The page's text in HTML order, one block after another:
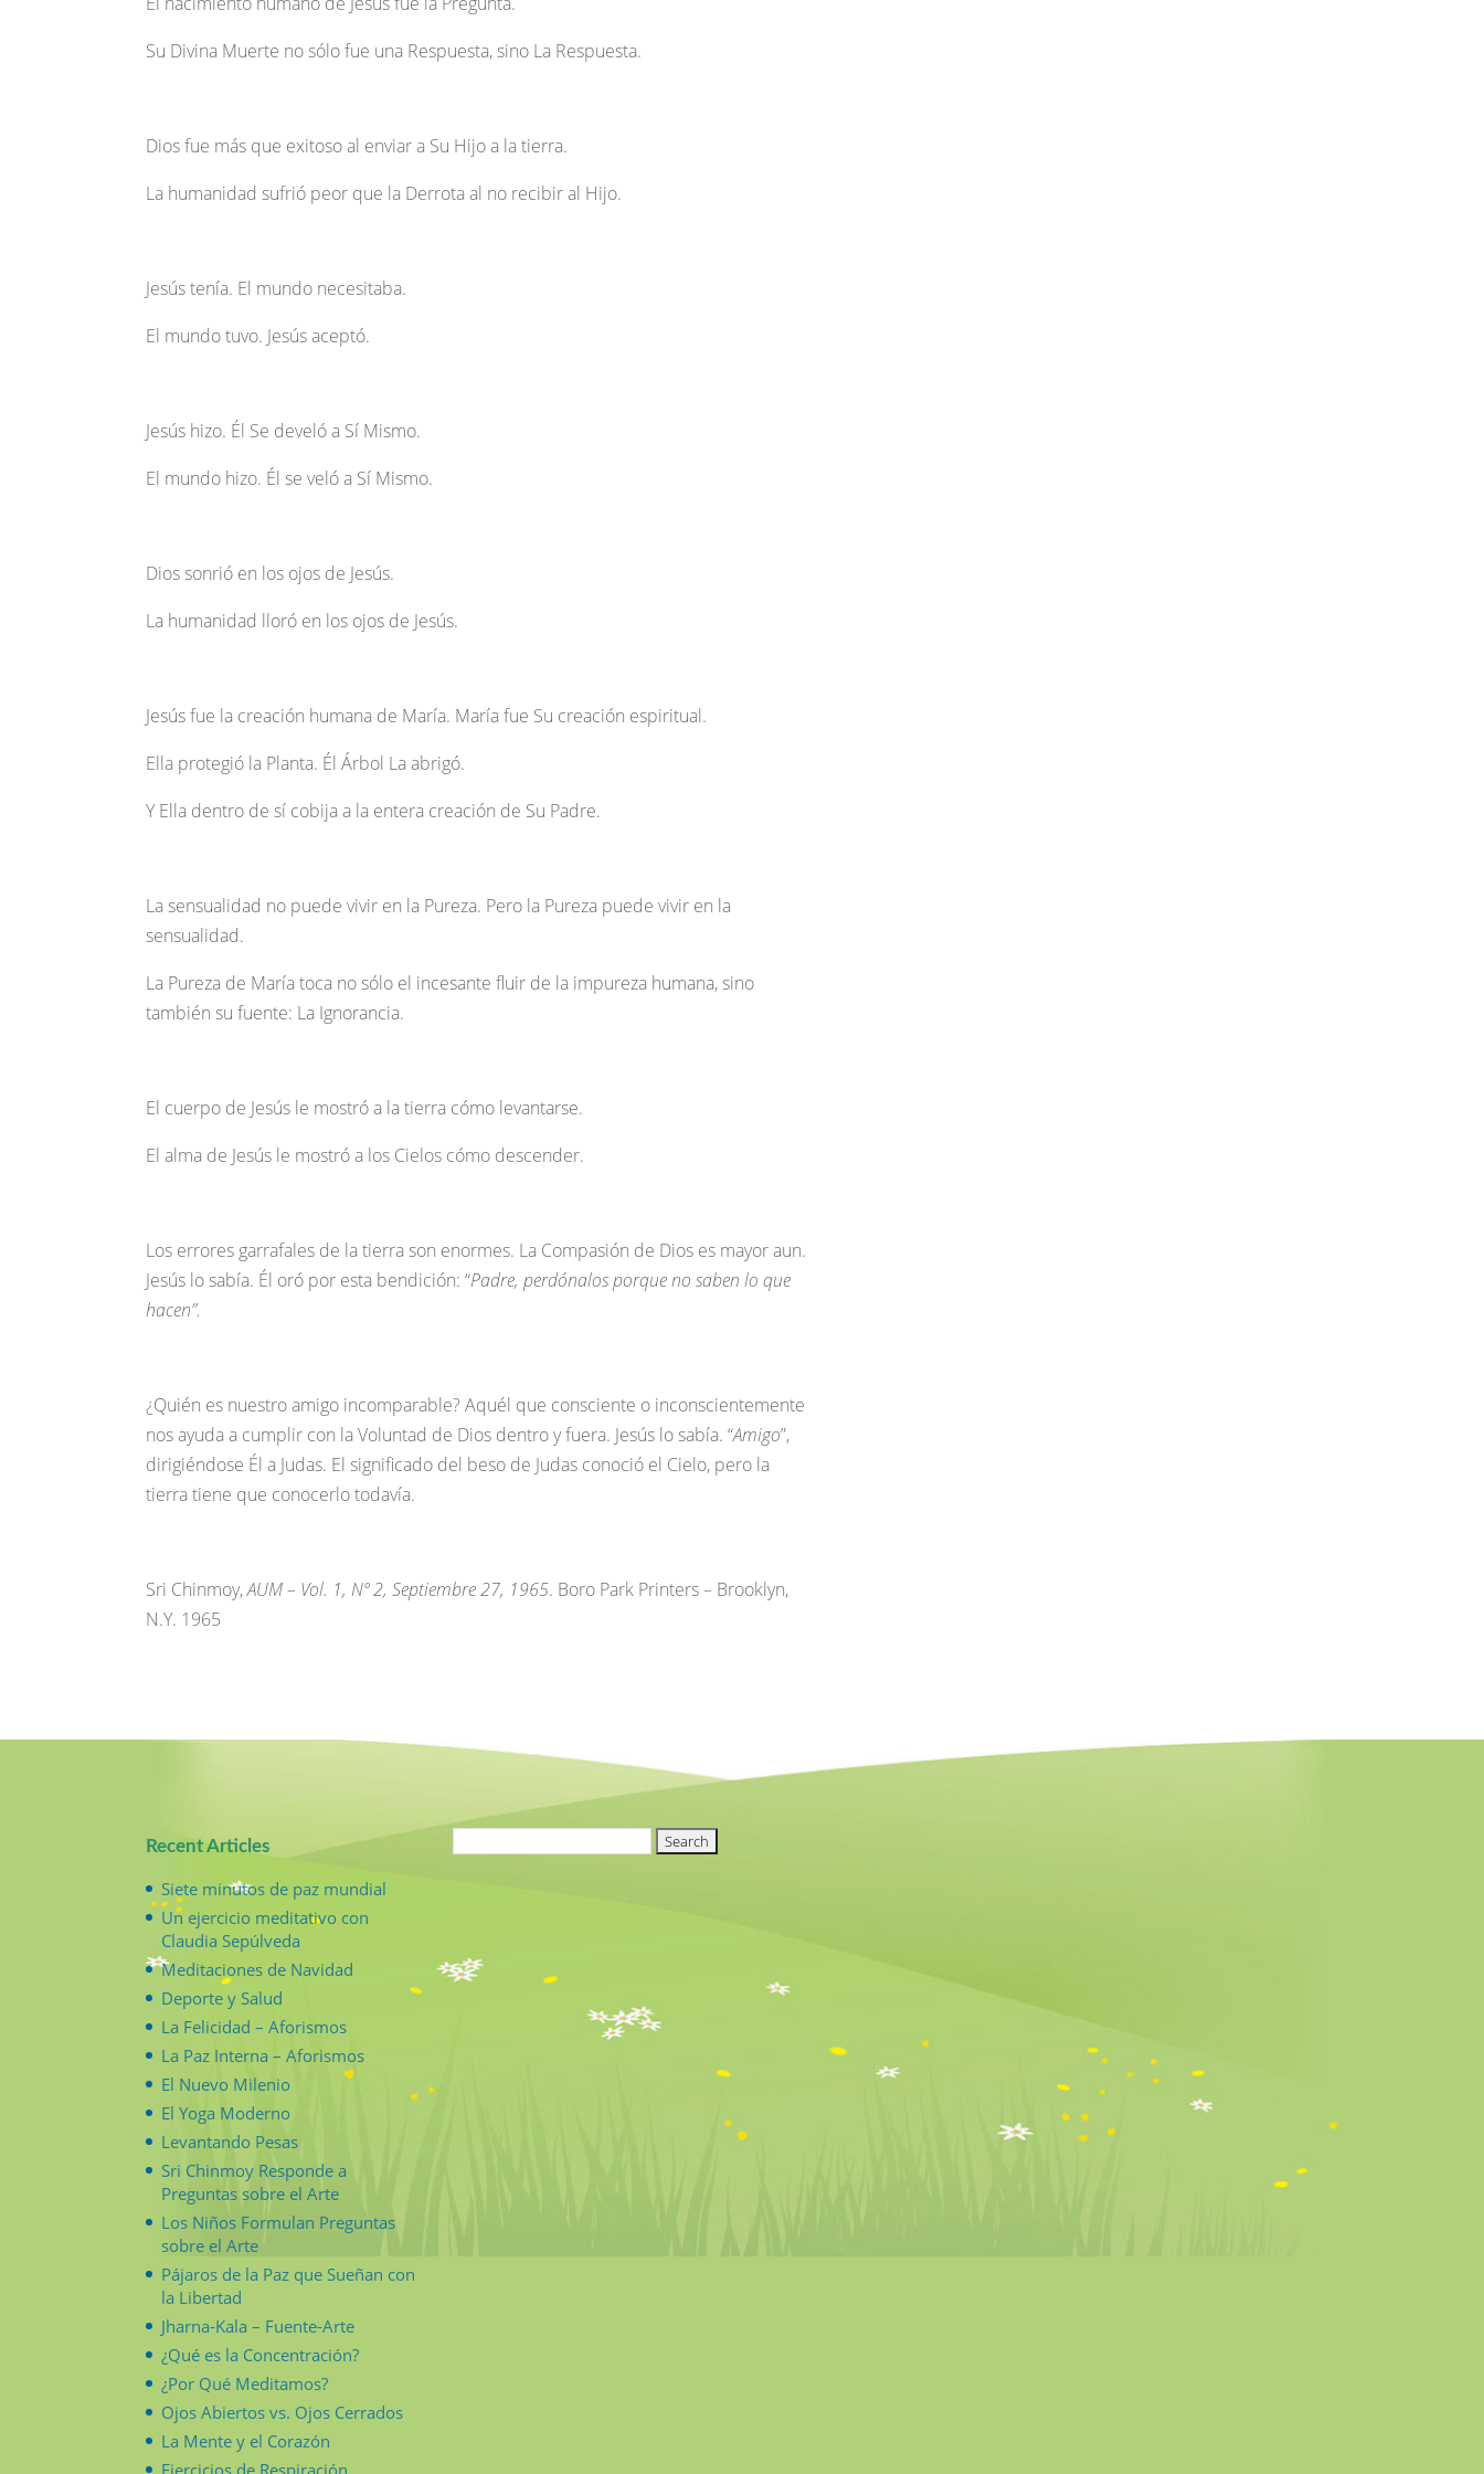
Su Divina Muerte no sólo fue una Respuesta, sino La Respuesta.
Dios fue más que exitoso al enviar a Su Hijo a la tierra.
La humanidad sufrió peor que la Derrota al no recibir al Hijo.
Jesús tenía. El mundo necesitaba.
El mundo tuvo. Jesús aceptó.
Jesús hizo. Él Se develó a Sí Mismo.
El mundo hizo. Él se veló a Sí Mismo.
Dios sonrió en los ojos de Jesús.
La humanidad lloró en los ojos de Jesús.
Jesús fue la creación humana de María. María fue Su creación espiritual.
Ella protegió la Planta. Él Árbol La abrigó.
Y Ella dentro de sí cobija a la entera creación de Su Padre.
La sensualidad no puede vivir en la Pureza. Pero la Pureza puede vivir en la
sensualidad.
La Pureza de María toca no sólo el incesante fluir de la impureza humana, sino
también su fuente: La Ignorancia.
El cuerpo de Jesús le mostró a la tierra cómo levantarse.
El alma de Jesús le mostró a los Cielos cómo descender.
Los errores garrafales de la tierra son enormes. La Compasión de Dios es mayor aun.
Jesús lo sabía. Él oró por esta bendición: “Padre, perdónalos porque no saben lo que
hacen”.
¿Quién es nuestro amigo incomparable? Aquél que consciente o inconscientemente
nos ayuda a cumplir con la Voluntad de Dios dentro y fuera. Jesús lo sabía. “Amigo”,
dirigiéndose Él a Judas. El significado del beso de Judas conoció el Cielo, pero la
tierra tiene que conocerlo todavía.
Sri Chinmoy,AUM – Vol. 1, Nº 2, Septiembre 27, 1965. Boro Park Printers – Brooklyn,
N.Y. 1965
Recent Articles
Siete minutos de paz mundial
Un ejercicio meditativo con
Claudia Sepúlveda
Meditaciones de Navidad
Deporte y Salud
La Felicidad – Aforismos
La Paz Interna – Aforismos
El Nuevo Milenio
El Yoga Moderno
Levantando Pesas
Sri Chinmoy Responde a
Preguntas sobre el Arte
Los Niños Formulan Preguntas
sobre el Arte
Pájaros de la Paz que Sueñan con
la Libertad
Jharna-Kala – Fuente-Arte
¿Qué es la Concentración?
¿Por Qué Meditamos?
Ojos Abiertos vs. Ojos Cerrados
La Mente y el Corazón
Ejercicios de Respiración